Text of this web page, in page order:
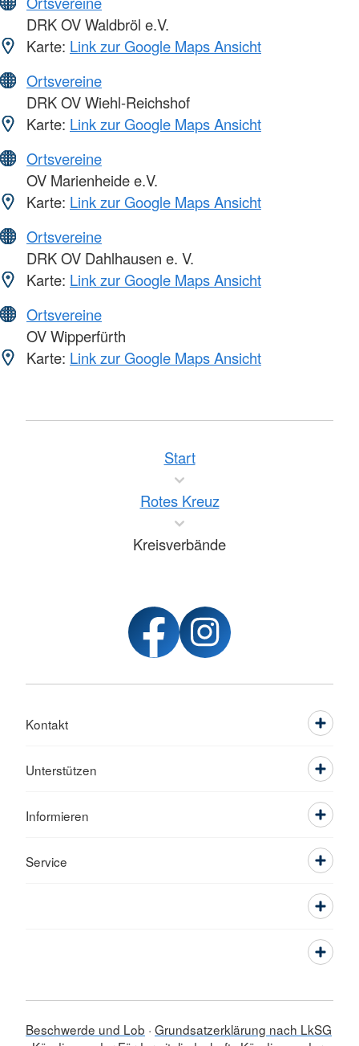
DRK OV Waldbröl e.V.
Karte: Link zur Google Maps Ansicht
Ortsvereine
DRK OV Wiehl-Reichshof
Karte: Link zur Google Maps Ansicht
Ortsvereine
OV Marienheide e.V.
Karte: Link zur Google Maps Ansicht
Ortsvereine
DRK OV Dahlhausen e. V.
Karte: Link zur Google Maps Ansicht
Ortsvereine
OV Wipperfürth
Karte: Link zur Google Maps Ansicht
Start
Rotes Kreuz
Kreisverbände
Kontakt
Unterstützen
Informieren
Service
Beschwerde und Lob Grundsatzerklärung nach LkSG